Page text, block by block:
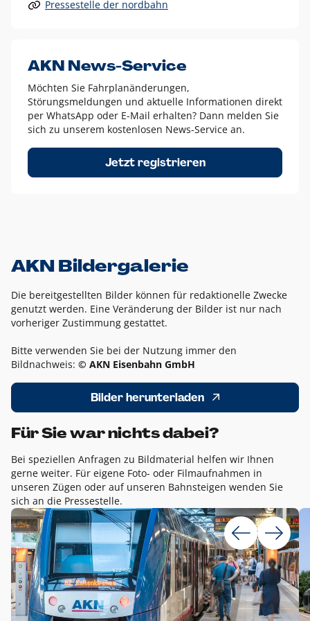
Alle anderen Logo-Varianten dürfen nur in Ausnahmefällen
Diese Ausnahmen sind zum Beispiel:
dem AKN Blau,
weißes Logo auf Fotohintergründen,
schwarzes Logo für reine Schwarz-Weiß-Umsetzungen
Um das Logo herum muss ein Schutzraum von jeweils einer
Höhe bzw. Breite des N aus AKN in alle Richtungen
Pressestelle der nordbahn
AKN News-Service
Möchten Sie Fahrplanänderungen,
Störungsmeldungen und aktuelle Informationen direkt
per WhatsApp oder E-Mail erhalten? Dann melden Sie
sich zu unserem kostenlosen News-Service an.
Jetzt registrieren
AKN Bildergalerie
Die bereitgestellten Bilder können für redaktionelle Zwecke
genutzt werden. Eine Veränderung der Bilder ist nur nach
vorheriger Zustimmung gestattet.
Bitte verwenden Sie bei der Nutzung immer den
Bildnachweis: © AKN Eisenbahn GmbH
Bilder herunterladen
Für Sie war nichts dabei?
Bei speziellen Anfragen zu Bildmaterial helfen wir Ihnen
gerne weiter. Für eigene Foto- oder Filmaufnahmen in
unseren Zügen oder auf unseren Bahnsteigen wenden Sie
sich an die Pressestelle.